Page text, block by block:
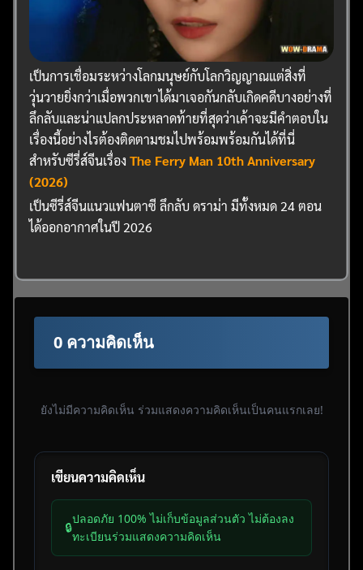
เป็นการเชื่อมระหว่างโลกมนุษย์กับโลกวิญญาณแต่สิ่งที่
วุ่นวายยิ่งกว่าเมื่อพวกเขาได้มาเจอกันกลับเกิดคดีบางอย่างที่
ลึกลับและน่าแปลกประหลาดท้ายที่สุดว่าเค้าจะมีคำตอบใน
เรื่องนี้อย่างไรต้องติดตามชมไปพร้อมพร้อมกันได้ที่นี่
สำหรับซีรี่ส์จีนเรื่องThe Ferry Man 10th Anniversary
(2026)
เป็นซีรี่ส์จีนแนวแฟนตาซี ลึกลับ ดราม่า มีทั้งหมด 24 ตอน
ได้ออกอากาศในปี 2026
0 ความคิดเห็น
ยังไม่มีความคิดเห็น ร่วมแสดงความคิดเห็นเป็นคนแรกเลย!
เขียนความคิดเห็น
🔒
ปลอดภัย 100% ไม่เก็บข้อมูลส่วนตัว ไม่ต้องลง
ทะเบียนร่วมแสดงความคิดเห็น